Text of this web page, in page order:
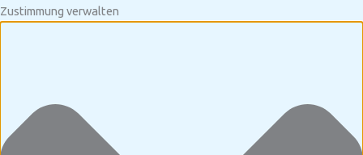
Zustimmung verwalten